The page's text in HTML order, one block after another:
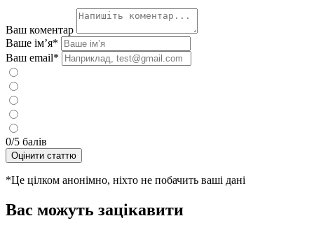
Ваш коментар
Ваше ім’я*
Ваш email*
0/5 балів
Оцінити статтю
*Це цілком анонімно, ніхто не побачить ваші дані
Вас можуть зацікавити